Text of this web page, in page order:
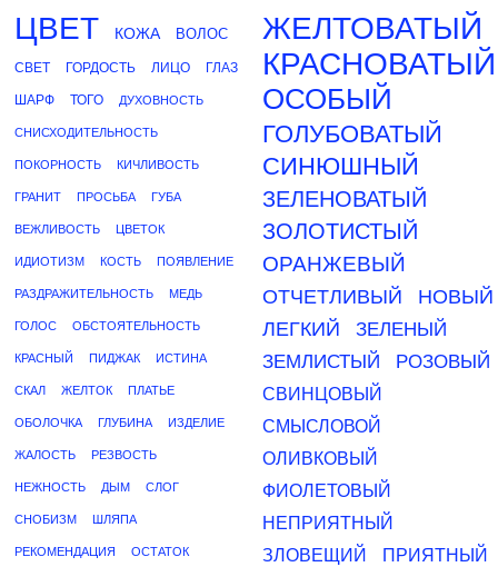
ЦВЕТ КОЖА ВОЛОС
СВЕТ ГОРДОСТЬ ЛИЦО ГЛАЗ
ШАРФ ТОГО ДУХОВНОСТЬ
СНИСХОДИТЕЛЬНОСТЬ
ПОКОРНОСТЬ КИЧЛИВОСТЬ
ГРАНИТ ПРОСЬБА ГУБА
ВЕЖЛИВОСТЬ ЦВЕТОК
ИДИОТИЗМ КОСТЬ ПОЯВЛЕНИЕ
РАЗДРАЖИТЕЛЬНОСТЬ МЕДЬ
ГОЛОС ОБСТОЯТЕЛЬНОСТЬ
КРАСНЫЙ ПИДЖАК ИСТИНА
СКАЛ ЖЕЛТОК ПЛАТЬЕ
ОБОЛОЧКА ГЛУБИНА ИЗДЕЛИЕ
ЖАЛОСТЬ РЕЗВОСТЬ
НЕЖНОСТЬ ДЫМ СЛОГ
СНОБИЗМ ШЛЯПА
РЕКОМЕНДАЦИЯ ОСТАТОК
ЖЕЛТОВАТЫЙ
КРАСНОВАТЫЙ
ОСОБЫЙ
ГОЛУБОВАТЫЙ
СИНЮШНЫЙ
ЗЕЛЕНОВАТЫЙ
ЗОЛОТИСТЫЙ
ОРАНЖЕВЫЙ
ОТЧЕТЛИВЫЙ
НОВЫЙ
ЛЕГКИЙ
ЗЕЛЕНЫЙ
ЗЕМЛИСТЫЙ
РОЗОВЫЙ
СВИНЦОВЫЙ
СМЫСЛОВОЙ
ОЛИВКОВЫЙ
ФИОЛЕТОВЫЙ
НЕПРИЯТНЫЙ
ЗЛОВЕЩИЙ
ПРИЯТНЫЙ